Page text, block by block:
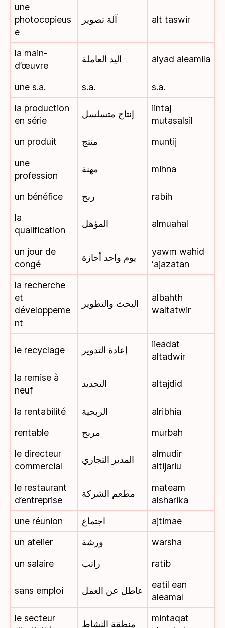
une
photocopieus
e
آلة تصوير alt taswir
la main-
d’œuvre
اليد العاملة alyad aleamila
une s.a. s.a.
s.a.
la production
en série
إنتاج متسلسل
iintaj
mutasalsil
un produit
منتج
muntij
une
profession
مهنة mihna
un bénéfice ربح
rabih
la
qualification
المؤهل almuahal
un jour de
congé
يوم واحد أجازة
yawm wahid
‘ajazatan
la recherche
et
développeme
nt
البحث والتطوير
albahth
waltatwir
le recyclage إعادة التدوير
iieadat
altadwir
la remise à
neuf
التجديد altajdid
la rentabilité الربحية
alribhia
rentable
مربح
murbah
le directeur
commercial
المدير التجاري
almudir
altijariu
le restaurant
d’entreprise
مطعم الشركة
mateam
alsharika
une réunion
اجتماع
ajtimae
un atelier
ورشة
warsha
un salaire
راتب ratib
sans emploi عاطل عن العمل
eatil ean
aleamal
le secteur
منطقة النشاط
mintaqat